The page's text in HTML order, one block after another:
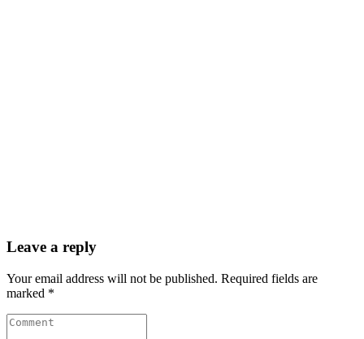
Leave a reply
Your email address will not be published. Required fields are
marked *